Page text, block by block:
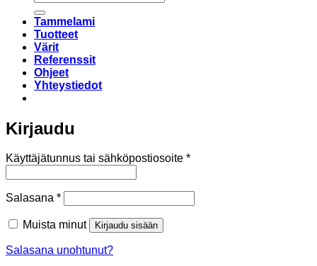
Tammelami
Tuotteet
Värit
Referenssit
Ohjeet
Yhteystiedot
Kirjaudu
Käyttäjätunnus tai sähköpostiosoite *Vaaditaan
Salasana *Vaaditaan
Muista minut Kirjaudu sisään
Salasana unohtunut?